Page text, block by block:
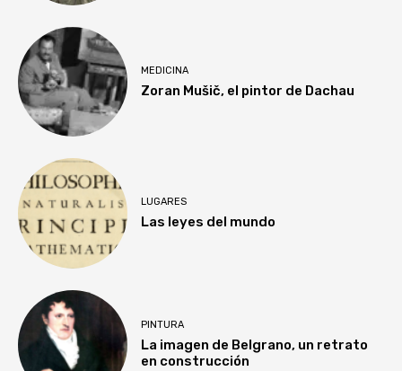
MEDICINA
Zoran Mušič, el pintor de Dachau
LUGARES
Las leyes del mundo
PINTURA
La imagen de Belgrano, un retrato
en construcción